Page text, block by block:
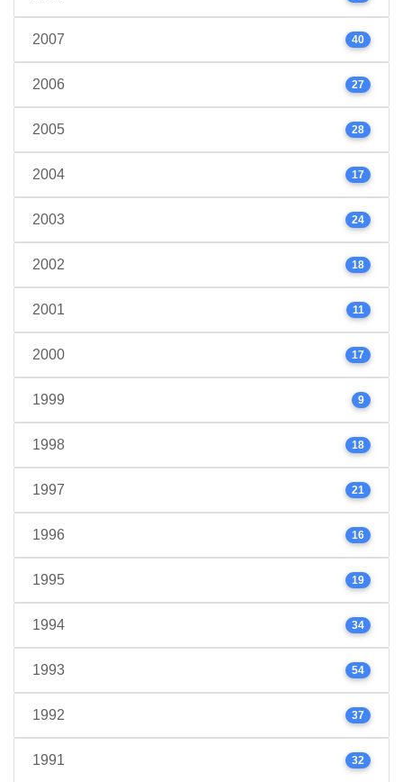
2007 40
2006 27
2005 28
2004 17
2003 24
2002 18
2001 11
2000 17
1999 9
1998 18
1997 21
1996 16
1995 19
1994 34
1993 54
1992 37
1991 32